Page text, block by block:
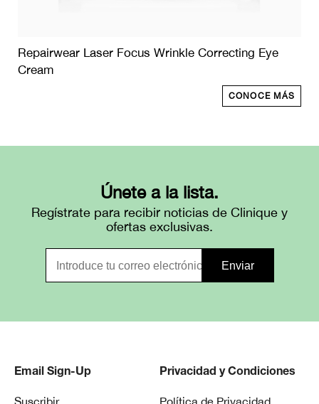
Repairwear Laser Focus Wrinkle Correcting Eye
Cream
CONOCE MÁS
Únete a la lista.
Regístrate para recibir noticias de Clinique y
ofertas exclusivas.
Email Sign-Up
Suscribir
Privacidad y Condiciones
Política de Privacidad